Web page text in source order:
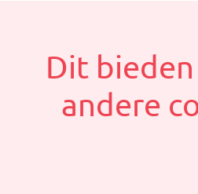
Dit bieden
andere